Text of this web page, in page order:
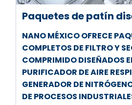
Paquetes de patín
NANO MÉXICO OFRECE
COMPLETOS DE FILTRO Y
COMPRIMIDO DISEÑADOS
PURIFICADOR DE AIRE
GENERADOR DE
DE PROCESOS